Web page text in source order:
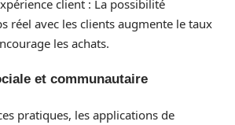
client : La possibilité
réel avec les clients augmente le taux
les achats.
et communautaire
pratiques, les applications de